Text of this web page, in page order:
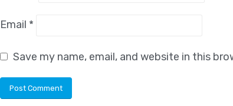
Email *
Save my name, email, and website in this